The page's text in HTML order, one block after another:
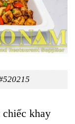
chiếc khay